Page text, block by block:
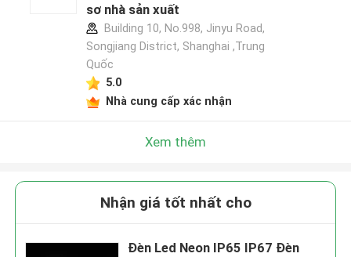
sơ nhà sản xuất
Building 10, No.998, Jinyu Road,
Songjiang District, Shanghai ,Trung
Quốc
5.0
Nhà cung cấp xác nhận
Xem thêm
Nhận giá tốt nhất cho
Đèn Led Neon IP65 IP67 Đèn